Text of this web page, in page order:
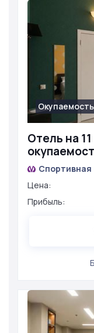
Отель на
Спортивная
Цена:
Прибыль: